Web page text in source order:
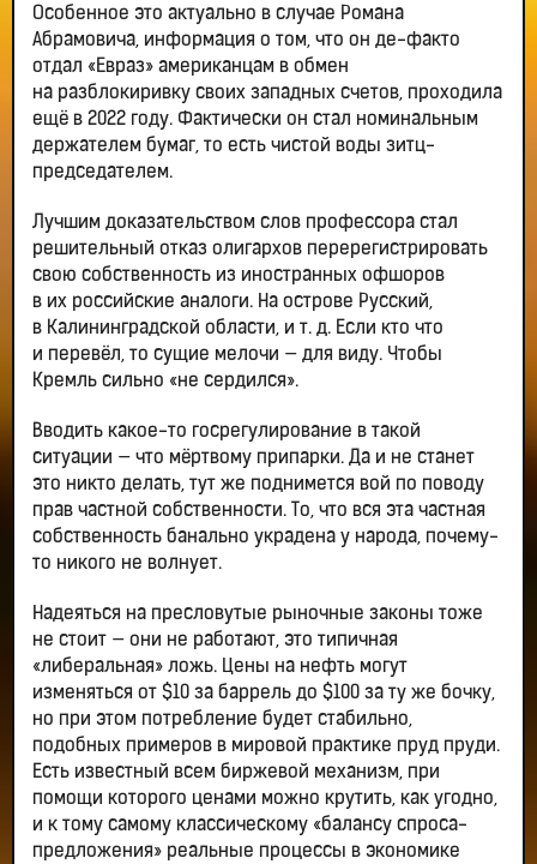
Особенное это актуально в случае Романа
Абрамовича, информация о том, что он де-факто
отдал «Евраз» американцам в обмен
на разблокиривку своих западных счетов, проходила
ещё в 2022 году. Фактически он стал номинальным
держателем бумаг, то есть чистой воды зитц-
председателем.
Лучшим доказательством слов профессора стал
решительный отказ олигархов перерегистрировать
свою собственность из иностранных офшоров
в их российские аналоги. На острове Русский,
в Калининградской области, и т. д. Если кто что
и перевёл, то сущие мелочи — для виду. Чтобы
Кремль сильно «не сердился».
Вводить какое-то госрегулирование в такой
ситуации — что мёртвому припарки. Да и не станет
это никто делать, тут же поднимется вой по поводу
прав частной собственности. То, что вся эта частная
собственность банально украдена у народа, почему-
то никого не волнует.
Надеяться на пресловутые рыночные законы тоже
не стоит — они не работают, это типичная
«либеральная» ложь. Цены на нефть могут
изменяться от $10 за баррель до $100 за ту же бочку,
но при этом потребление будет стабильно,
подобных примеров в мировой практике пруд пруди.
Есть известный всем биржевой механизм, при
помощи которого ценами можно крутить, как угодно,
и к тому самому классическому «балансу спроса-
предложения» реальные процессы в экономике